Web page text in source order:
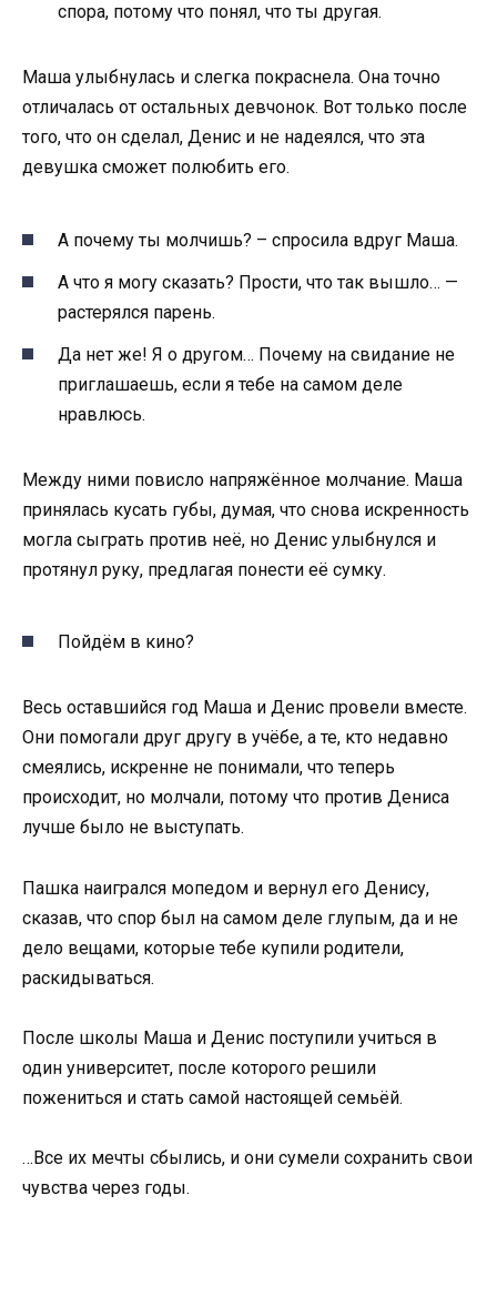
спора, потому что понял, что ты другая.
Маша улыбнулась и слегка покраснела. Она точно
отличалась от остальных девчонок. Вот только после
того, что он сделал, Денис и не надеялся, что эта
девушка сможет полюбить его.
А почему ты молчишь? – спросила вдруг Маша.
А что я могу сказать? Прости, что так вышло… —
растерялся парень.
Да нет же! Я о другом… Почему на свидание не
приглашаешь, если я тебе на самом деле
нравлюсь.
Между ними повисло напряжённое молчание. Маша
принялась кусать губы, думая, что снова искренность
могла сыграть против неё, но Денис улыбнулся и
протянул руку, предлагая понести её сумку.
Пойдём в кино?
Весь оставшийся год Маша и Денис провели вместе.
Они помогали друг другу в учёбе, а те, кто недавно
смеялись, искренне не понимали, что теперь
происходит, но молчали, потому что против Дениса
лучше было не выступать.
Пашка наигрался мопедом и вернул его Денису,
сказав, что спор был на самом деле глупым, да и не
дело вещами, которые тебе купили родители,
раскидываться.
После школы Маша и Денис поступили учиться в
один университет, после которого решили
пожениться и стать самой настоящей семьёй.
…Все их мечты сбылись, и они сумели сохранить свои
чувства через годы.